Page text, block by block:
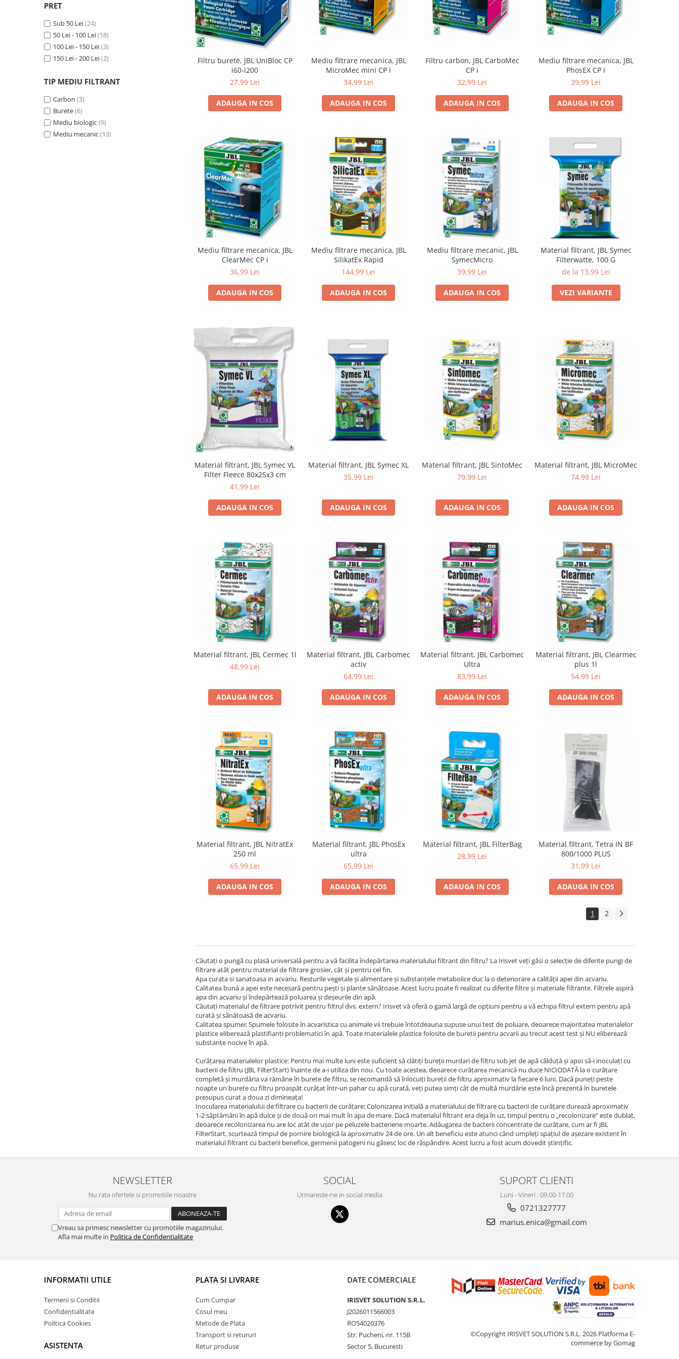
Filtru extern acvariu
Filtru intern acvariu
Pompe aer acvariu
Pompa apa acvariu
Lampa pentru acvariu
Substrat acvariu
Sisteme CO2
Sterilizator acvariu
PRET
Sub 50 Lei(24)
50 Lei - 100 Lei(18)
100 Lei - 150 Lei(3)
150 Lei - 200 Lei(2)
TIP MEDIU FILTRANT
Carbon (3)
Burete(6)
Mediu biologic(9)
Mediu mecanic(13)
Filtru burete, JBL UniBloc CP
i60-i200
27,99 Lei
ADAUGA IN COS
Mediu filtrare mecanica, JBL
MicroMec mini CP i
34,99 Lei
ADAUGA IN COS
Filtru carbon, JBL CarboMec
CP i
32,99 Lei
ADAUGA IN COS
Mediu filtrare mecanica, JBL
PhosEX CP i
39,99 Lei
ADAUGA IN COS
Mediu filtrare mecanica, JBL
ClearMec CP i
36,99 Lei
ADAUGA IN COS
Mediu filtrare mecanica, JBL
SilikatEx Rapid
144,99 Lei
ADAUGA IN COS
Mediu filtrare mecanic, JBL
SymecMicro
39,99 Lei
ADAUGA IN COS
Material filtrant, JBL Symec
Filterwatte, 100 G
de la 13,99 Lei
VEZI VARIANTE
Material filtrant, JBL Symec VL
Filter Fleece 80x25x3 cm
41,99 Lei
ADAUGA IN COS
Material filtrant, JBL Symec XL
35,99 Lei
ADAUGA IN COS
Material filtrant, JBL SintoMec
79,99 Lei
ADAUGA IN COS
Material filtrant, JBL MicroMec
74,99 Lei
ADAUGA IN COS
Material filtrant, JBL Cermec 1l
48,99 Lei
ADAUGA IN COS
Material filtrant, JBL Carbomec
activ
64,99 Lei
ADAUGA IN COS
Material filtrant, JBL Carbomec
Ultra
83,99 Lei
ADAUGA IN COS
Material filtrant, JBL Clearmec
plus 1l
54,99 Lei
ADAUGA IN COS
Material filtrant, JBL NitratEx
250 ml
65,99 Lei
ADAUGA IN COS
Material filtrant, JBL PhosEx
ultra
65,99 Lei
ADAUGA IN COS
Material filtrant, JBL FilterBag
28,99 Lei
ADAUGA IN COS
Material filtrant, Tetra IN BF
800/1000 PLUS
31,99 Lei
ADAUGA IN COS
1 2
Căutați o pungă cu plasă universală pentru a vă facilita îndepărtarea materialului filtrant din filtru? La Irisvet veți găsi o selecție de diferite pungi de
filtrare atât pentru material de filtrare grosier, cât și pentru cel fin.
Apa curata si sanatoasa in acvariu. Resturile vegetale și alimentare și substanțele metabolice duc la o deteriorare a calității apei din acvariu.
Calitatea bună a apei este necesară pentru pești și plante sănătoase. Acest lucru poate fi realizat cu diferite filtre și materiale filtrante. Filtrele aspiră
apa din acvariu și îndepărtează poluarea și deșeurile din apă.
Căutați materialul de filtrare potrivit pentru filtrul dvs. extern? Irisvet vă oferă o gamă largă de opțiuni pentru a vă echipa filtrul extern pentru apă
curată și sănătoasă de acvariu.
Calitatea spumei: Spumele folosite în acvaristica cu animale vii trebuie întotdeauna supuse unui test de poluare, deoarece majoritatea materialelor
plastice eliberează plastifianți problematici în apă. Toate materialele plastice folosite de buretii pentru acvarii au trecut acest test și NU eliberează
substanțe nocive în apă.
Curățarea materialelor plastice: Pentru mai multe luni este suficient să clătiți bureții murdari de filtru sub jet de apă călduță și apoi să-i inoculați cu
bacterii de filtru (JBL FilterStart) înainte de a-i utiliza din nou. Cu toate acestea, deoarece curățarea mecanică nu duce NICIODATĂ la o curățare
completă și murdăria va rămâne în burete de filtru, se recomandă să înlocuiți bureții de filtru aproximativ la fiecare 6 luni. Dacă puneți peste
noapte un burete cu filtru proaspăt curățat într-un pahar cu apă curată, veți putea simți cât de multă murdărie este încă prezentă în buretele
presupus curat a doua zi dimineața!
Inocularea materialului de filtrare cu bacterii de curățare: Colonizarea inițială a materialului de filtrare cu bacterii de curățare durează aproximativ
1-2 săptămâni în apă dulce și de două ori mai mult în apa de mare. Dacă materialul filtrant era deja în uz, timpul pentru o „recolonizare” este dublat,
deoarece recolonizarea nu are loc atât de ușor pe peluzele bacteriene moarte. Adăugarea de bacterii concentrate de curățare, cum ar fi JBL
FilterStart, scurtează timpul de pornire biologică la aproximativ 24 de ore. Un alt beneficiu este atunci când umpleți spațiul de așezare existent în
materialul filtrant cu bacterii benefice, germenii patogeni nu găsesc loc de răspândire. Acest lucru a fost acum dovedit științific.
NEWSLETTER
Nu rata ofertele si promotiile noastre
Vreau sa primesc newsletter cu promotiile magazinului.
Afla mai multe in Politica de Confidentialitate
SOCIAL
Urmareste-ne in social media
SUPORT CLIENTI
Luni - Vineri : 09.00-17.00
0721327777
marius.enica@gmail.com
INFORMATII UTILE
Termeni si Conditii
Confidentialitate
Politica Cookies
ASISTENTA
PLATA SI LIVRARE
Cum Cumpar
Cosul meu
Metode de Plata
Transport si retururi
Retur produse
DATE COMERCIALE
IRISVET SOLUTION S.R.L.
J2026011566003
RO54020376
Str. Pucheni, nr. 115B
Sector 5, Bucuresti
©Copyright IRISVET SOLUTION S.R.L. 2026 Platforma E-
commerce by Gomag